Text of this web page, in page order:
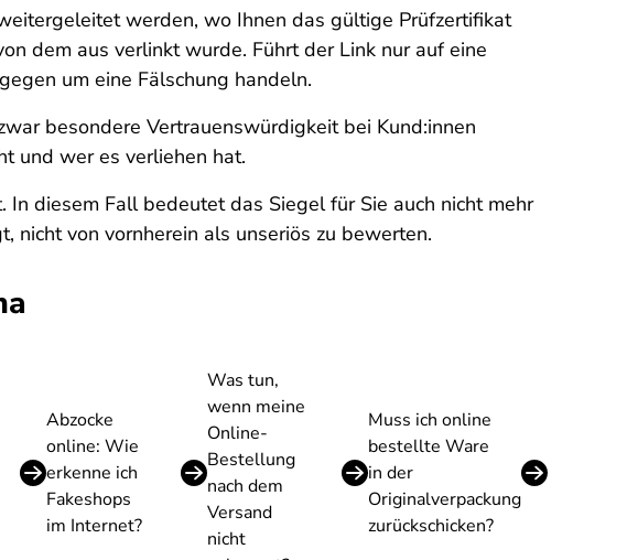
werden, wo Ihnen das gültige Prüfzertifikat
dem aus verlinkt wurde. Führt der Link nur auf eine
um eine Fälschung handeln.
besondere Vertrauenswürdigkeit bei Kund:innen
und wer es verliehen hat.
diesem Fall bedeutet das Siegel für Sie auch nicht mehr
nicht von vornherein als unseriös zu bewerten.
Abzocke
online: Wie
erkenne ich
Fakeshops
im Internet?
Was tun,
wenn meine
Online-
Bestellung
nach dem
Versand
nicht
Muss ich online
bestellte Ware
in der
Originalverpackung
zurückschicken?